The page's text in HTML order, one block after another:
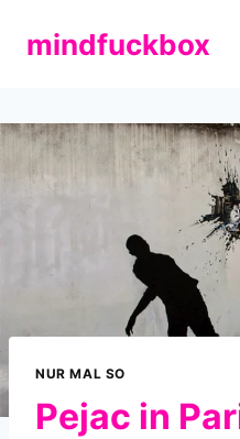
Inhaltmindfuckbox
NUR MAL SO
Pejac in